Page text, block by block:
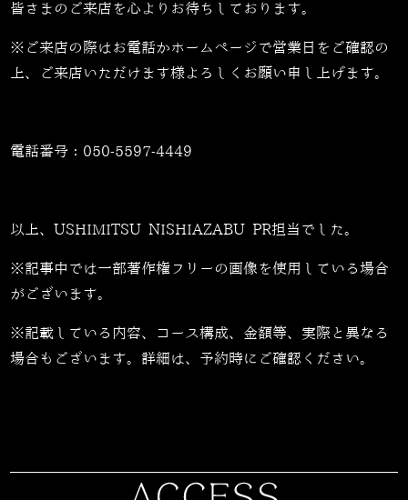
皆さまのご来店を心よりお待ちしております。
※ご来店の際はお電話かホームページで営業日をご確認の
上、ご来店いただけます様よろしくお願い申し上げます。
電話番号： 050-5597-4449
以上、USHIMITSU NISHIAZABU PR担当でした。
※記事中では一部著作権フリーの画像を使用している場合
がございます。
※記載している内容、コース構成、金額等、実際と異なる
場合もございます。詳細は、予約時にご確認ください。